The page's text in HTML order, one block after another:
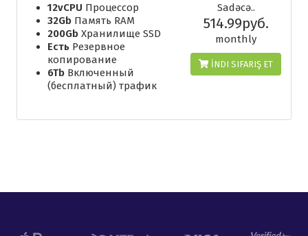
12vCPU Процессор
32Gb Память RAM
200Gb Хранилище SSD
Есть Резервное
копирование
6Tb Включенный
(бесплатный) трафик
Sadəcə..
514.99руб.
monthly
İNDI SIFARIŞ ET